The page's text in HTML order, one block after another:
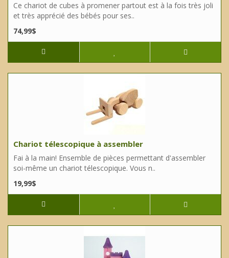
Ce chariot de cubes à promener partout est à la fois très joli
et très apprécié des bébés pour ses..
74,99$
Chariot télescopique à assembler
Fai à la main! Ensemble de pièces permettant d'assembler
soi-même un chariot télescopique. Vous n..
19,99$